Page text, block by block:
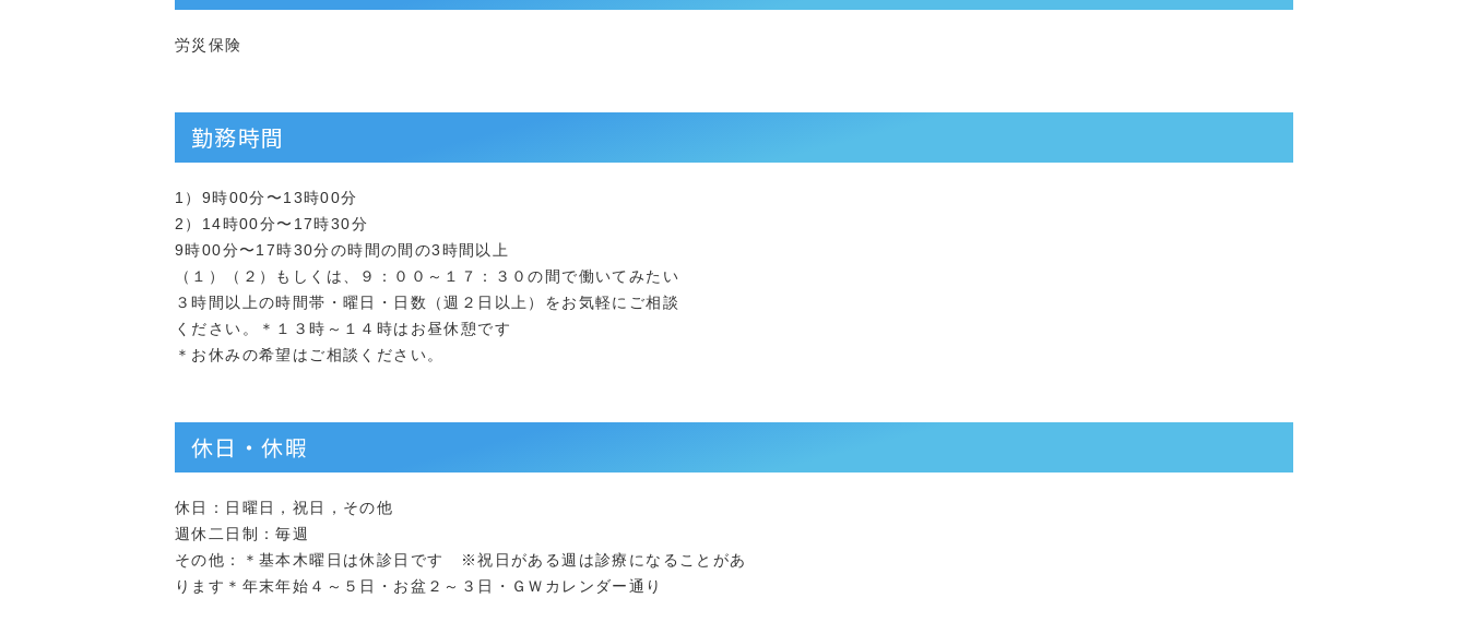
労災保険
勤務時間
1）9時00分〜13時00分
2）14時00分〜17時30分
9時00分〜17時30分の時間の間の3時間以上
（１）（２）もしくは、９：００～１７：３０の間で働いてみたい
３時間以上の時間帯・曜日・日数（週２日以上）をお気軽にご相談
ください。＊１３時～１４時はお昼休憩です
＊お休みの希望はご相談ください。
休日・休暇
休日：日曜日，祝日，その他
週休二日制：毎週
その他：＊基本木曜日は休診日です ※祝日がある週は診療になることがあ
ります＊年末年始４～５日・お盆２～３日・ＧＷカレンダー通り